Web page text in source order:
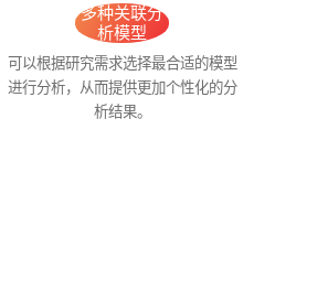
多种关联分
析模型
可以根据研究需求选择最合适的模型
进行分析，从而提供更加个性化的分
析结果。